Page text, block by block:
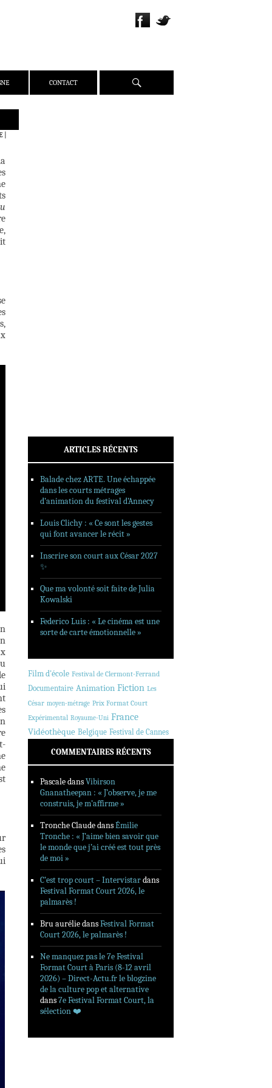
CONTACT Recherche
|
ARTICLES RÉCENTS
Balade chez ARTE. Une échappée
dans les courts métrages
d’animation du festival d’Annecy
Louis Clichy : « Ce sont les gestes
qui font avancer le récit »
Inscrire son court aux César 2027
✨
Que ma volonté soit faite de Julia
Kowalski
Federico Luis : « Le cinéma est une
sorte de carte émotionnelle »
Film d'école Festival de Clermont-Ferrand
Documentaire Animation Fiction Les
César moyen-métrage Prix Format Court
Expérimental Royaume-Uni France
Vidéothèque Belgique Festival de Cannes
COMMENTAIRES RÉCENTS
PascaledansVibirson
Gnanatheepan : « J’observe, je me
construis, je m’affirme »
Tronche ClaudedansÉmilie
Tronche : « J’aime bien savoir que
le monde que j’ai créé est tout près
de moi »
C’est trop court – Intervistardans
Festival Format Court 2026, le
palmarès !
Bru auréliedansFestival Format
Court 2026, le palmarès !
Ne manquez pas le 7e Festival
Format Court à Paris (8-12 avril
2026) – Direct-Actu.fr le blogzine
de la culture pop et alternative
dans7e Festival Format Court, la
sélection ❤️‍